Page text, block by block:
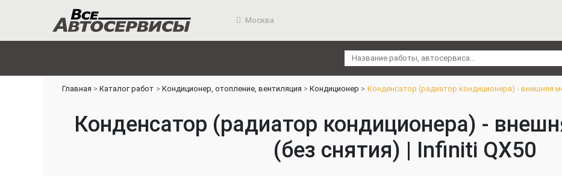
Москва
Главная Каталог работ Кондиционер, отопление, вентиляция Кондиционер Конденсатор (радиатор кондиционера) - внешняя
Конденсатор (радиатор кондиционера) -
(без снятия) | Infiniti QX50